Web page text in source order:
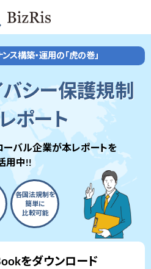
ス構築・運用の「虎の巻」
シー保護規制
ポート
バル企業が本レポートを
用中!!
各国法規制を
簡単に
比較可能
をダウンロード